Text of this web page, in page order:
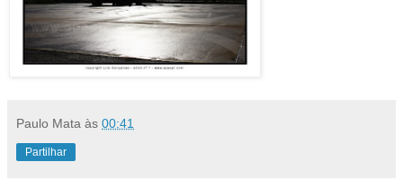
Paulo Mata às 00:41
Partilhar